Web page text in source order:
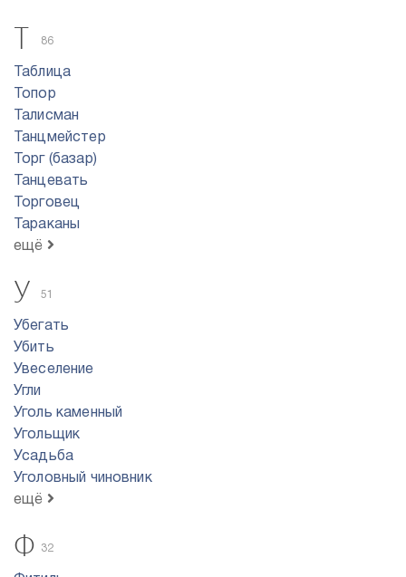
Т 86
Таблица
Топор
Талисман
Танцмейстер
Торг (базар)
Танцевать
Торговец
Тараканы
ещё
У 51
Убегать
Убить
Увеселение
Угли
Уголь каменный
Угольщик
Усадьба
Уголовный чиновник
ещё
Ф 32